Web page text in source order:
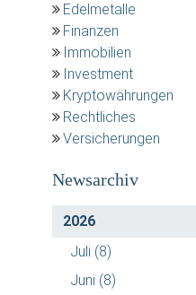
Edelmetalle
Finanzen
Immobilien
Investment
Kryptowährungen
Rechtliches
Versicherungen
Newsarchiv
2026
Juli (8)
Juni (8)